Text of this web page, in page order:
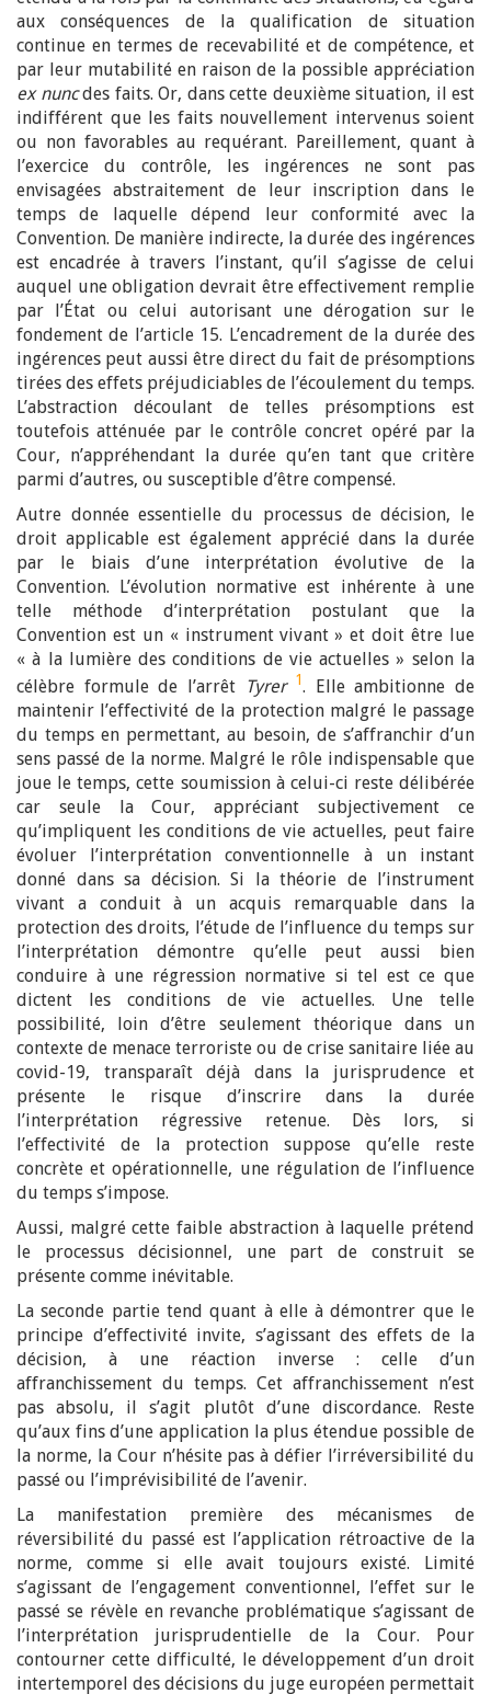
aux conséquences de la qualification de situation
continue en termes de recevabilité et de compétence, et
par leur mutabilité en raison de la possible appréciation
ex nuncdes faits. Or, dans cette deuxième situation, il est
indifférent que les faits nouvellement intervenus soient
ou non favorables au requérant. Pareillement, quant à
l’exercice du contrôle, les ingérences ne sont pas
envisagées abstraitement de leur inscription dans le
temps de laquelle dépend leur conformité avec la
Convention. De manière indirecte, la durée des ingérences
est encadrée à travers l’instant, qu’il s’agisse de celui
auquel une obligation devrait être effectivement remplie
par l’État ou celui autorisant une dérogation sur le
fondement de l’article 15. L’encadrement de la durée des
ingérences peut aussi être direct du fait de présomptions
tirées des effets préjudiciables de l’écoulement du temps.
L’abstraction découlant de telles présomptions est
toutefois atténuée par le contrôle concret opéré par la
Cour, n’appréhendant la durée qu’en tant que critère
parmi d’autres, ou susceptible d’être compensé.
Autre donnée essentielle du processus de décision, le
droit applicable est également apprécié dans la durée
par le biais d’une interprétation évolutive de la
Convention. L’évolution normative est inhérente à une
telle méthode d’interprétation postulant que la
Convention est un « instrument vivant » et doit être lue
« à la lumière des conditions de vie actuelles » selon la
célèbre formule de l’arrêt Tyrer 1. Elle ambitionne de
maintenir l’effectivité de la protection malgré le passage
du temps en permettant, au besoin, de s’affranchir d’un
sens passé de la norme. Malgré le rôle indispensable que
joue le temps, cette soumission à celui-ci reste délibérée
car seule la Cour, appréciant subjectivement ce
qu’impliquent les conditions de vie actuelles, peut faire
évoluer l’interprétation conventionnelle à un instant
donné dans sa décision. Si la théorie de l’instrument
vivant a conduit à un acquis remarquable dans la
protection des droits, l’étude de l’influence du temps sur
l’interprétation démontre qu’elle peut aussi bien
conduire à une régression normative si tel est ce que
dictent les conditions de vie actuelles. Une telle
possibilité, loin d’être seulement théorique dans un
contexte de menace terroriste ou de crise sanitaire liée au
covid-19, transparaît déjà dans la jurisprudence et
présente le risque d’inscrire dans la durée
l’interprétation régressive retenue. Dès lors, si
l’effectivité de la protection suppose qu’elle reste
concrète et opérationnelle, une régulation de l’influence
du temps s’impose.
Aussi, malgré cette faible abstraction à laquelle prétend
le processus décisionnel, une part de construit se
présente comme inévitable.
La seconde partie tend quant à elle à démontrer que le
principe d’effectivité invite, s’agissant des effets de la
décision, à une réaction inverse : celle d’un
affranchissement du temps. Cet affranchissement n’est
pas absolu, il s’agit plutôt d’une discordance. Reste
qu’aux fins d’une application la plus étendue possible de
la norme, la Cour n’hésite pas à défier l’irréversibilité du
passé ou l’imprévisibilité de l’avenir.
La manifestation première des mécanismes de
réversibilité du passé est l’application rétroactive de la
norme, comme si elle avait toujours existé. Limité
s’agissant de l’engagement conventionnel, l’effet sur le
passé se révèle en revanche problématique s’agissant de
l’interprétation jurisprudentielle de la Cour. Pour
contourner cette difficulté, le développement d’un droit
intertemporel des décisions du juge européen permettait